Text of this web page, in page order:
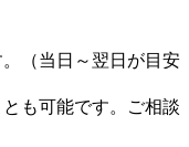
（当日～翌日が目安
も可能です。ご相談